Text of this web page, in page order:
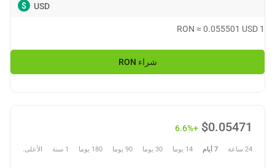
USD
$
1
RON ≈ 0.055501 USD
شراء RON
$0.05471
+6.6%
24 ساعة 7 أيام 14 يوما 30 يوما 90 يوما 180 يوما 1 سنة الأعلى.